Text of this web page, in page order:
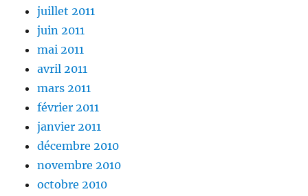
juillet 2011
juin 2011
mai 2011
avril 2011
mars 2011
février 2011
janvier 2011
décembre 2010
novembre 2010
octobre 2010